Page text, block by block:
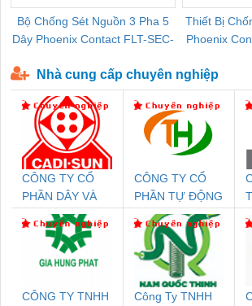
Bộ Chống Sét Nguồn 3 Pha 5
Dây Phoenix Contact FLT-SEC-
Thiết Bị
Phoenix
Nhà cung cấp chuyên nghiệp
CÔNG TY CỔ
PHẦN DÂY VÀ
CÁP ĐIỆN
THƯỢNG ĐÌNH
CÔNG TY CỔ
PHẦN TỰ ĐỘNG
TIẾN HƯNG
CÔNG TY TNHH
Công Ty TNHH